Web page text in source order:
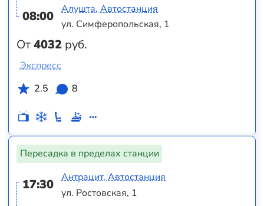
08:00
От4032 руб.
Алушта, Автостанция
ул. Симферопольская, 1
Экспресс
2.5
8
Пересадка в пределах станции
17:30
Антрацит, Автостанция
ул. Ростовская, 1